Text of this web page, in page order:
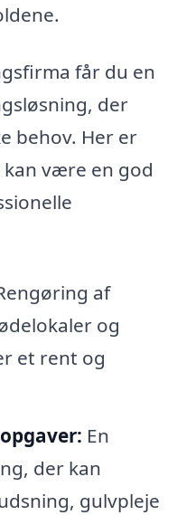
får du en
der
behov. Her er
være en god
af
og
et rent og
En
der kan
gulvpleje